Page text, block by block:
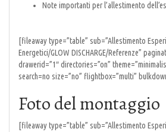
Note importanti per l’allestimento
[fileaway type=”table” sub=”Allestimento
Energetici/GLOW DISCHARGE/Referenze”
drawerid=”1″ directories=”on”
search=no size=”no” flightbox=”multi”
Foto del montaggio
[fileaway type=”table” sub=”Allestimento